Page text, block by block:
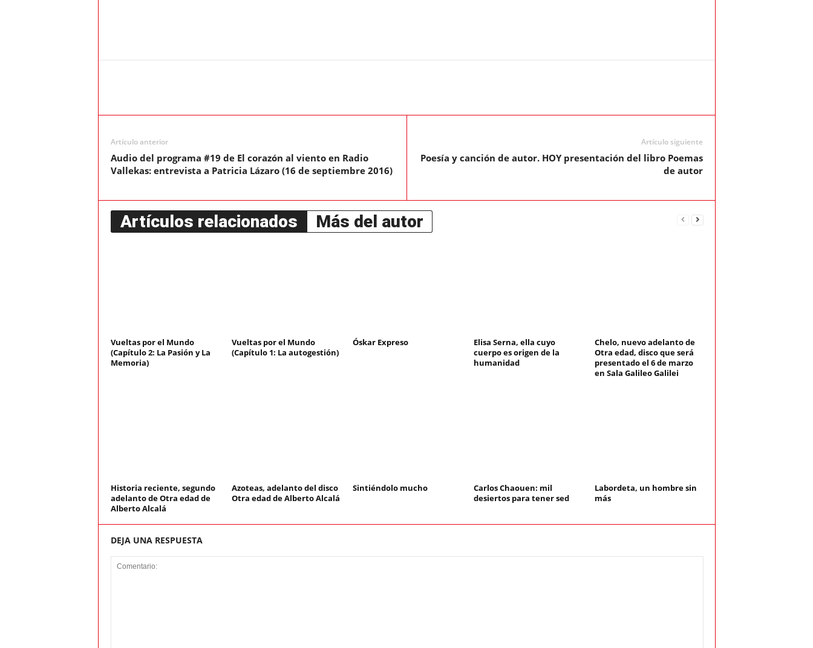
Artículo anterior
Audio del programa #19 de El corazón al viento en Radio
Vallekas: entrevista a Patricia Lázaro (16 de septiembre 2016)
Artículo siguiente
Poesía y canción de autor. HOY presentación del libro Poemas
de autor
Artículos relacionados Más del autor
Vueltas por el Mundo
(Capítulo 2: La Pasión y La
Memoria)
Vueltas por el Mundo
(Capítulo 1: La autogestión)
Óskar Expreso
Elisa Serna, ella cuyo
cuerpo es origen de la
humanidad
Chelo, nuevo adelanto de
Otra edad, disco que será
presentado el 6 de marzo
en Sala Galileo Galilei
Historia reciente, segundo
adelanto de Otra edad de
Alberto Alcalá
Azoteas, adelanto del disco
Otra edad de Alberto Alcalá
Sintiéndolo mucho
Carlos Chaouen: mil
desiertos para tener sed
Labordeta, un hombre sin
más
DEJA UNA RESPUESTA